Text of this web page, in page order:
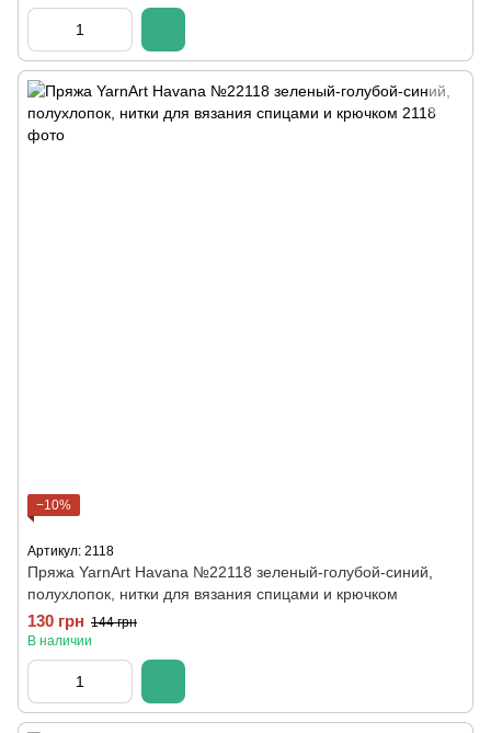
−10%
Артикул: 2118
Пряжа YarnArt Havana №22118 зеленый-голубой-синий,
полухлопок, нитки для вязания спицами и крючком
130 грн 144 грн
В наличии